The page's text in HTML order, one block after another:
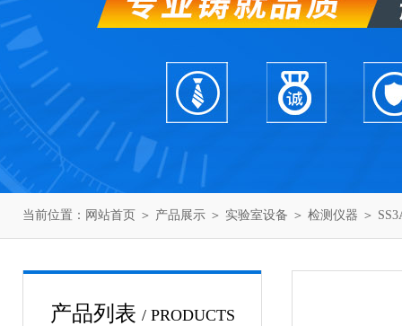
当前位置： 网站首页 ＞ 产品展示 ＞ 实验室设备 ＞ 检测仪器 ＞
产品列表 / PRODUCTS